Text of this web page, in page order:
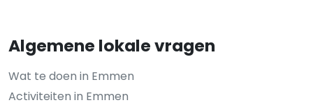
Algemene lokale vragen
Wat te doen in Emmen
Activiteiten in Emmen